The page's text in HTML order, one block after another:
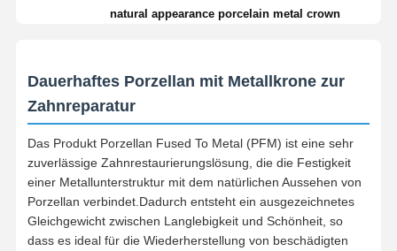
natural appearance porcelain metal crown
Dauerhaftes Porzellan mit Metallkrone zur
Zahnreparatur
Das Produkt Porzellan Fused To Metal (PFM) ist eine sehr
zuverlässige Zahnrestaurierungslösung, die die Festigkeit
einer Metallunterstruktur mit dem natürlichen Aussehen von
Porzellan verbindet.Dadurch entsteht ein ausgezeichnetes
Gleichgewicht zwischen Langlebigkeit und Schönheit, so
dass es ideal für die Wiederherstellung von beschädigten